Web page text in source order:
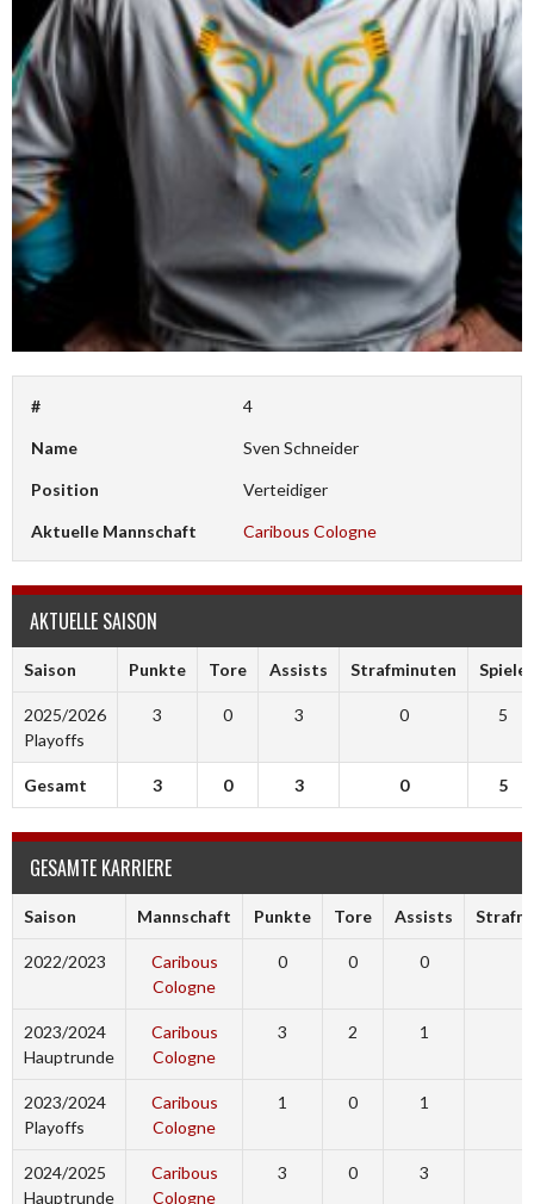
# 4
Name Sven Schneider
Position Verteidiger
Aktuelle Mannschaft Caribous Cologne
AKTUELLE SAISON
Saison Punkte Tore Assists Strafminuten Spiele
2025/2026
Playoffs
3 0 3 0 5
Gesamt 3 0 3 0 5
GESAMTE KARRIERE
Saison Mannschaft Punkte Tore Assists
2022/2023
Caribous
Cologne
0 0 0
2023/2024
Hauptrunde
Caribous
Cologne
3 2 1
2023/2024
Playoffs
Caribous
Cologne
1 0 1
2024/2025
Hauptrunde
Caribous
Cologne
3 0 3